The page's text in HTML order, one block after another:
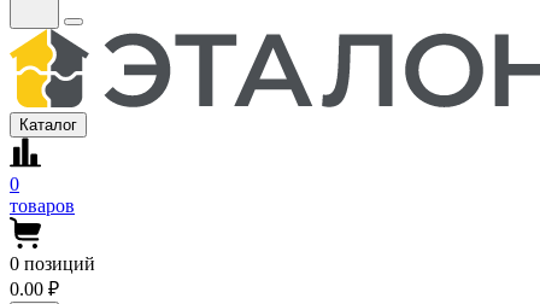
Каталог
0
товаров
0 позиций
0.00 ₽